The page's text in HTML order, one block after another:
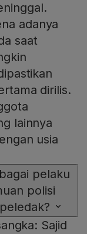
adanya
saat
dirilis.
lainnya
usia
pelaku
polisi
Sajid